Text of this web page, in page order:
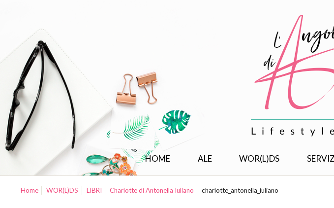
HOME ALE WOR(L)DS
Home WOR(L)DS LIBRI Charlotte di Antonella Iuliano charlotte_antonella_iuliano